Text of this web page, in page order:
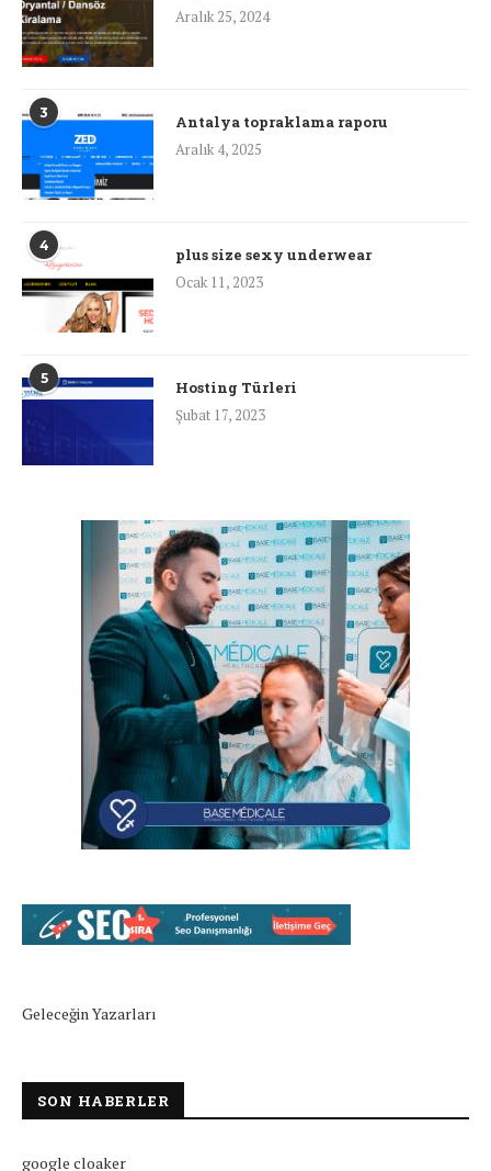
Aralık 25, 2024
3
Antalya topraklama raporu
Aralık 4, 2025
4
plus size sexy underwear
Ocak 11, 2023
5
Hosting Türleri
Şubat 17, 2023
Geleceğin Yazarları
SON HABERLER
google cloaker